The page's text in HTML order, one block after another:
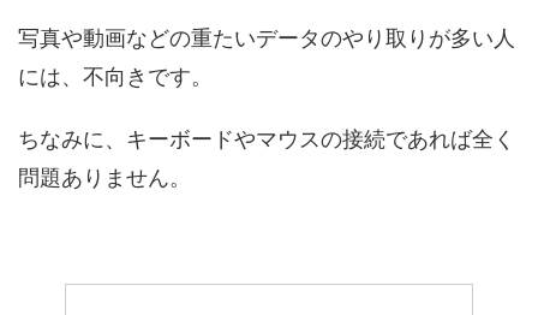
写真や動画などの重たいデータのやり取りが多い人
には、不向きです。
ちなみに、キーボードやマウスの接続であれば全く
問題ありません。